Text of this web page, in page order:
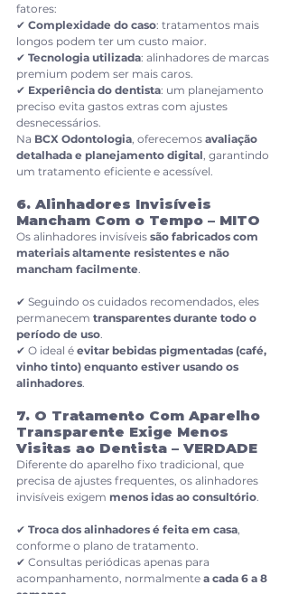
fatores:
✔ Complexidade do caso: tratamentos mais
longos podem ter um custo maior.
✔ Tecnologia utilizada: alinhadores de marcas
premium podem ser mais caros.
✔ Experiência do dentista: um planejamento
preciso evita gastos extras com ajustes
desnecessários.
Na BCX Odontologia , oferecemos avaliação
detalhada e planejamento digital , garantindo
um tratamento eficiente e acessível.
6. Alinhadores Invisíveis
Mancham Com o Tempo – MITO
Os alinhadores invisíveis são fabricados com
materiais altamente resistentes e não
mancham facilmente
✔ Seguindo os cuidados recomendados, eles
permanecem transparentes durante todo o
período de uso
✔ O ideal é evitar bebidas pigmentadas (café,
vinho tinto) enquanto estiver usando os
alinhadores
7. O Tratamento Com Aparelho
Transparente Exige Menos
Visitas ao Dentista – VERDADE
Diferente do aparelho fixo tradicional, que
precisa de ajustes frequentes, os alinhadores
invisíveis exigem menos idas ao consultório
✔ Troca dos alinhadores é feita em casa
conforme o plano de tratamento.
✔ Consultas periódicas apenas para
acompanhamento, normalmente a cada 6 a 8